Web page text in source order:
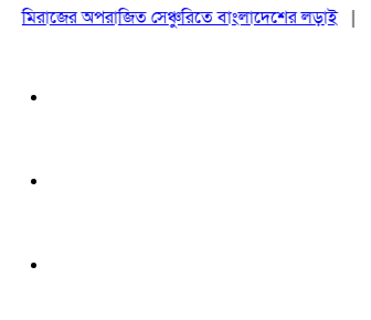
মিরাজের অপরাজিত সেঞ্চুরিতে বাংলাদেশের লড়াই|